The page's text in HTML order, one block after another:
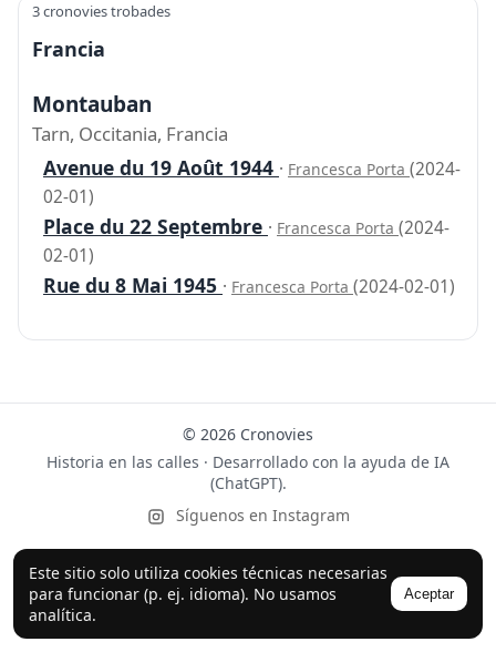
Este sitio solo utiliza cookies técnicas necesarias
para funcionar (p. ej. idioma). No usamos
analítica.
Aceptar
3 cronovies trobades
Francia
Montauban
Tarn, Occitania, Francia
Avenue du 19 Août 1944 · Francesca Porta (2024-
02-01)
Place du 22 Septembre · Francesca Porta (2024-
02-01)
Rue du 8 Mai 1945 · Francesca Porta (2024-02-01)
© 2026 Cronovies
Historia en las calles · Desarrollado con la ayuda de IA
(ChatGPT).
Síguenos en Instagram